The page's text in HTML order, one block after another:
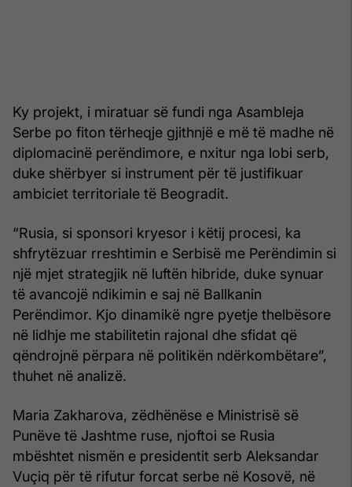
Ky projekt, i miratuar së fundi nga Asambleja
Serbe po fiton tërheqje gjithnjë e më të madhe në
diplomacinë perëndimore, e nxitur nga lobi serb,
duke shërbyer si instrument për të justifikuar
ambiciet territoriale të Beogradit.
“Rusia, si sponsori kryesor i këtij procesi, ka
shfrytëzuar rreshtimin e Serbisë me Perëndimin si
një mjet strategjik në luftën hibride, duke synuar
të avancojë ndikimin e saj në Ballkanin
Perëndimor. Kjo dinamikë ngre pyetje thelbësore
në lidhje me stabilitetin rajonal dhe sfidat që
qëndrojnë përpara në politikën ndërkombëtare”,
thuhet në analizë.
Maria Zakharova, zëdhënëse e Ministrisë së
Punëve të Jashtme ruse, njoftoi se Rusia
mbështet nismën e presidentit serb Aleksandar
Vuçiq për të rifutur forcat serbe në Kosovë, në